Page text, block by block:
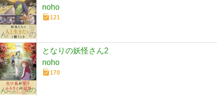
noho
121
となりの妖怪さん2
noho
170